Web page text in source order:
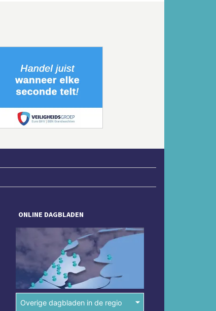
ONLINE DAGBLADEN
Overige dagbladen in de regio